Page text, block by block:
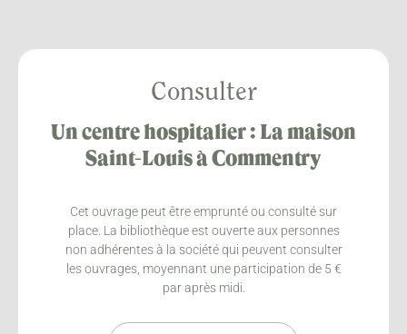
Consulter
Un centre hospitalier : La maison
Saint-Louis à Commentry
Cet ouvrage peut être emprunté ou consulté sur
place. La bibliothèque est ouverte aux personnes
non adhérentes à la société qui peuvent consulter
les ouvrages, moyennant une participation de 5 €
par après midi.